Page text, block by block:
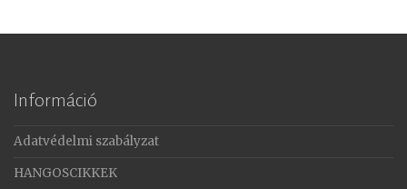
Információ
Adatvédelmi szabályzat
HANGOSCIKKEK